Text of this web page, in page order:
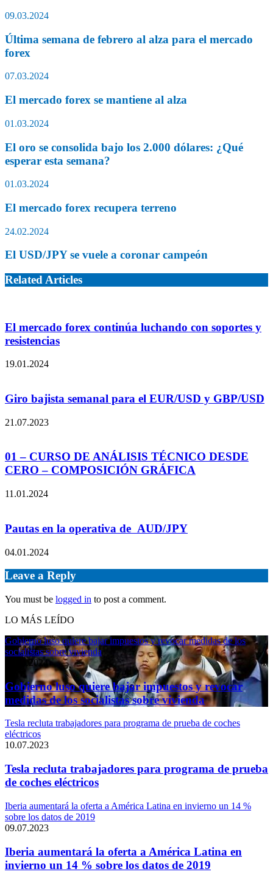
09.03.2024
Última semana de febrero al alza para el mercado
forex
07.03.2024
El mercado forex se mantiene al alza
01.03.2024
El oro se consolida bajo los 2.000 dólares: ¿Qué
esperar esta semana?
01.03.2024
El mercado forex recupera terreno
24.02.2024
El USD/JPY se vuele a coronar campeón
Related Articles
El mercado forex continúa luchando con soportes y
resistencias
19.01.2024
Giro bajista semanal para el EUR/USD y GBP/USD
21.07.2023
01 – CURSO DE ANÁLISIS TÉCNICO DESDE
CERO – COMPOSICIÓN GRÁFICA
11.01.2024
Pautas en la operativa de AUD/JPY
04.01.2024
Leave a Reply
You must be logged in to post a comment.
LO MÁS LEÍDO
Gobierno luso quiere bajar impuestos y revocar medidas de los
socialistas sobre vivienda
11.04.2024
Gobierno luso quiere bajar impuestos y revocar
medidas de los socialistas sobre vivienda
Tesla recluta trabajadores para programa de prueba de coches
eléctricos
10.07.2023
Tesla recluta trabajadores para programa de prueba
de coches eléctricos
Iberia aumentará la oferta a América Latina en invierno un 14 %
sobre los datos de 2019
09.07.2023
Iberia aumentará la oferta a América Latina en
invierno un 14 % sobre los datos de 2019